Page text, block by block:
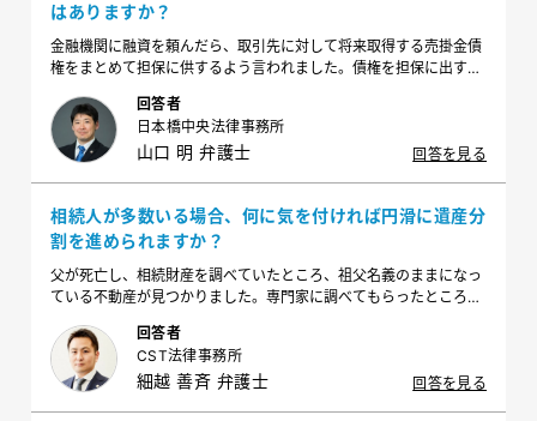
はありますか？
金融機関に融資を頼んだら、取引先に対して将来取得する売掛金債
権をまとめて担保に供するよう言われました。債権を担保に出すと
ありますか？ 回答者
日本橋中央法律事務所
山口 明 弁護士 回答を見る
相続人が多数いる場合、何に気を付ければ円滑に遺産分
割を進められますか？
父が死亡し、相続財産を調べていたところ、祖父名義のままになっ
ている不動産が見つかりました。専門家に調べてもらったところ、
ーズに遺産分割協議を進めていくためには、どのように進めて行け
ばよいですか？
回答者
CST法律事務所
細越 善斉 弁護士 回答を見る